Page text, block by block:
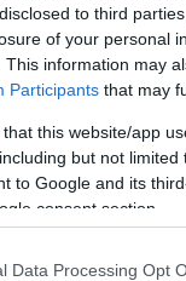
to third
of your personal
This information may
Participants that may
that this website/app
but not
to Google and its
consent section.
Data Processing Opt
சேர்த்துக்
திறன்
இதய
அறிமுகம்